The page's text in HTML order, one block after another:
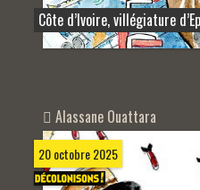
Côte d’Ivoire, villégiature
Alassane Ouattara
20 octobre 2025